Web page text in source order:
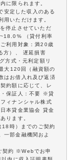
に限られます。
安定した収入のある
用いただけます。
停止させていただ
（貸付利率
利用対象：満20歳
方）、 遅延損害
方式・元利定額リ
大120回（融資額の
はお借入れ及び返済
約額に応じて、レ
・保証人：不要 ※貸
ィナンシャル株式
本貸金業協会 貸金
ります。
18時）までのご契約
一部金融機関およ
契約 ※Webでお申